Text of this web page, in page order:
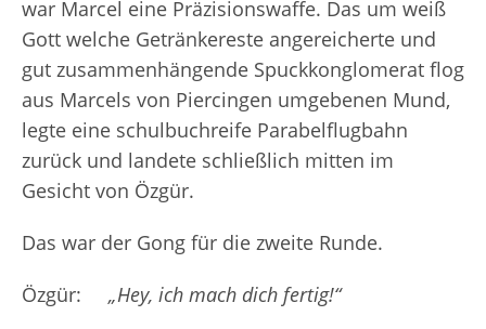
war Marcel eine Präzisionswaffe. Das um weiß
Gott welche Getränkereste angereicherte und
gut zusammenhängende Spuckkonglomerat flog
aus Marcels von Piercingen umgebenen Mund,
legte eine schulbuchreife Parabelflugbahn
zurück und landete schließlich mitten im
Gesicht von Özgür.
Das war der Gong für die zweite Runde.
Özgür: „Hey, ich mach dich fertig!“